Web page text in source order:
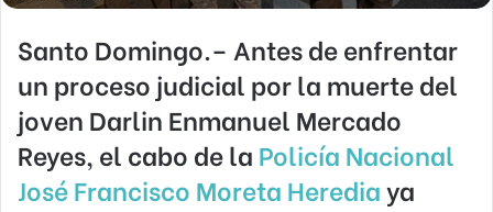
Santo Domingo.– Antes de enfrentar
un proceso judicial por la muerte del
joven Darlin Enmanuel Mercado
Reyes, el cabo de la Policía Nacional
José Francisco Moreta Herediaya